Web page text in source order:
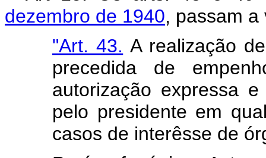
dezembro de 1940, passam
"Art. 43. A realização
precedida de
autorização expressa
pelo presidente em
casos de interêsse de